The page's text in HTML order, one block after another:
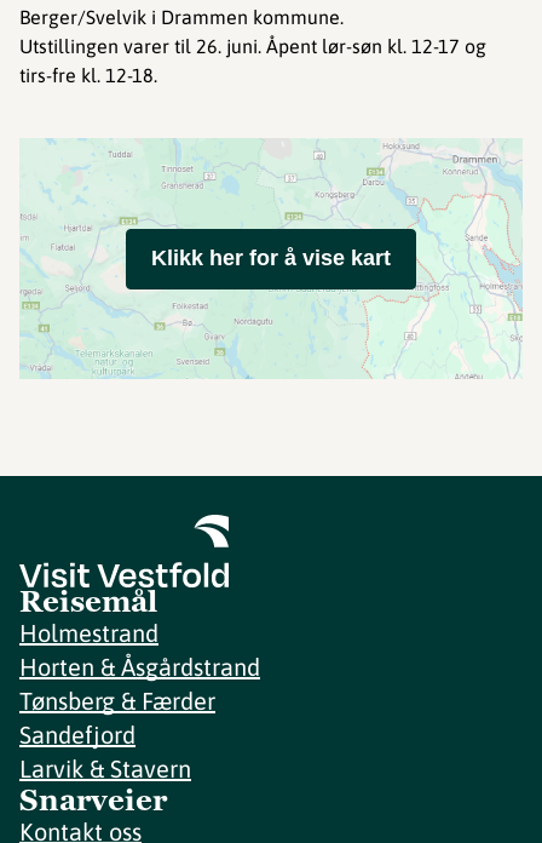
Berger/Svelvik i Drammen kommune.
Utstillingen varer til 26. juni. Åpent lør-søn kl. 12-17 og
tirs-fre kl. 12-18.
Klikk her for å vise kart
Reisemål
Holmestrand
Horten & Åsgårdstrand
Tønsberg & Færder
Sandefjord
Larvik & Stavern
Snarveier
Kontakt oss